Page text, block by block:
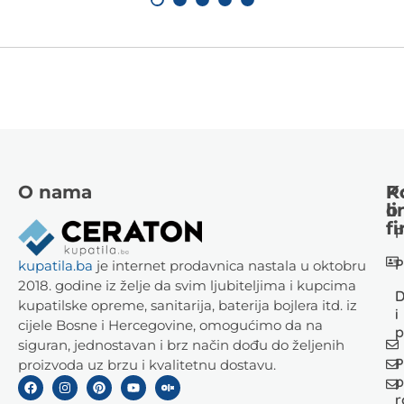
O nama
kupatila.ba je internet prodavnica nastala u oktobru
2018. godine iz želje da svim ljubiteljima i kupcima
kupatilske opreme, sanitarija, baterija bojlera itd. iz
cijele Bosne i Hercegovine, omogućimo da na
siguran, jednostavan i brz način dođu do željenih
proizvoda uz brzu i kvalitetnu dostavu.
i
o